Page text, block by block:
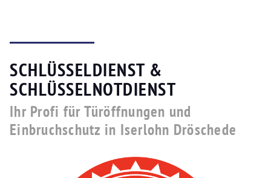
SCHLÜSSELDIENST &
SCHLÜSSELNOTDIENST
Ihr Profi für Türöffnungen und
Einbruchschutz in Iserlohn Dröschede